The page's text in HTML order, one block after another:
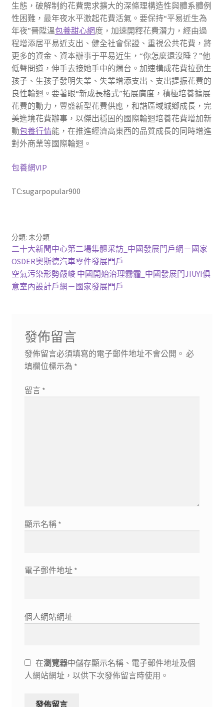
生態，破解制約花費需求擴大的深條理構造性與體系體例
性困難，最年夜水平激起花費活氣。要保持“平易近生為
年夜”晉陞溫包養甜心網度，加速開釋花費潛力，經由過
程增添居平易近支出、健全社會保證、重視公共花費，將
更多的資金、資本辦事于平易近生，“你怎麼還沒睡？”他
低聲問道，伸手去接她手中的燭台。加速構成花費拉動生
孩子、生孩子發明失業、失業增添支出、支出提振花費的
良性輪迴。要著眼“新成長格式”拓展廣度，積極培養擴展
花費的動力，豐盛新型花費供應，和諧區域城鄉成長，完
美進境花費辦事，以傑出穩固的國際輪迴培養花費增加新
動包養行情能，在推進經濟高東西的品質成長的同時增進
對外商業等國際輪迴。
包養網VIP
TC:sugarpopular900
分類: 未分類
文
章
導
上
一
篇
文
二十大新聞中心第二場集體采訪_中國發展門戶網－國家
OSDER奧斯德汽車零件發展門戶
下
一
空氣污染形勢嚴峻 中國開始治理霧霾_中國發展門JIUYI俱
意室內設計戶網－國家發展門戶
發佈留言
發佈留言必須填寫的電子郵件地址不會公開。 必
填欄位標示為 *
留言 *
顯示名稱 *
電子郵件地址 *
個人網站網址
在瀏覽器中儲存顯示名稱、電子郵件地址及個
人網站網址，以供下次發佈留言時使用。